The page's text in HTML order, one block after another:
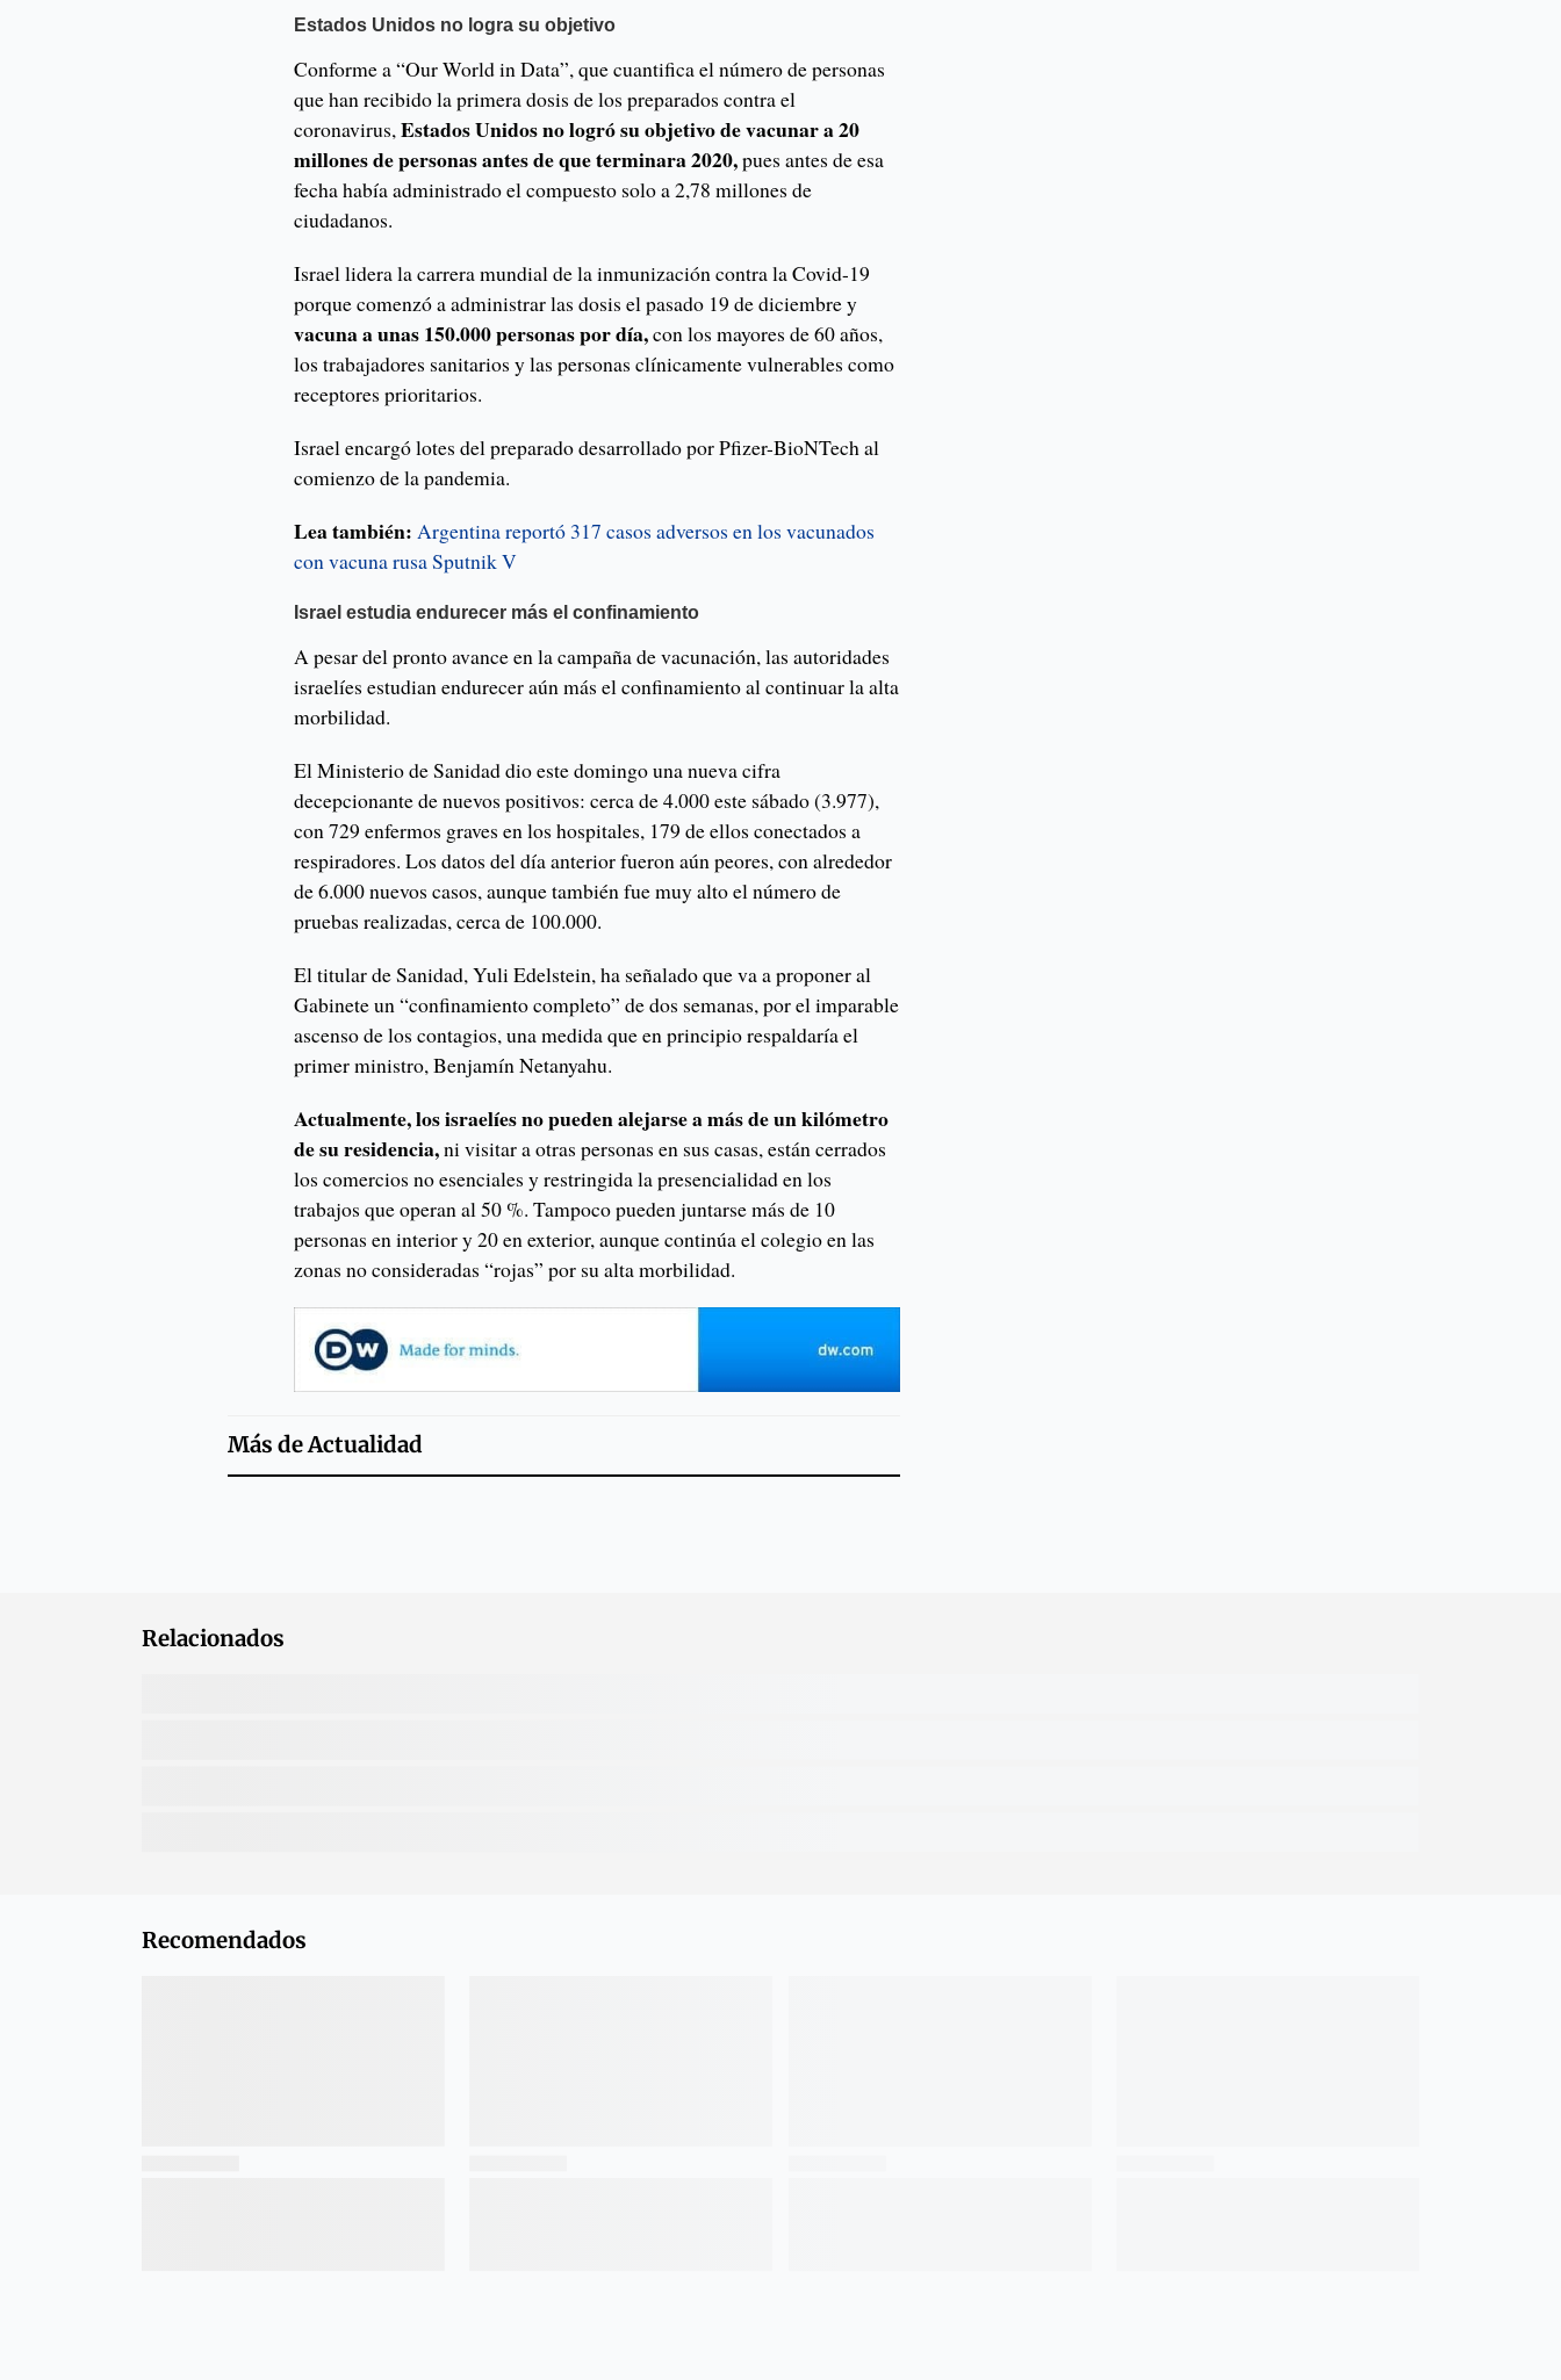
Estados Unidos no logra su objetivo
Conforme a “Our World in Data”, que cuantifica el número de personas
que han recibido la primera dosis de los preparados contra el
coronavirus,Estados Unidos no logró su objetivo de vacunar a 20
millones de personas antes de que terminara 2020,pues antes de esa
fecha había administrado el compuesto solo a 2,78 millones de
ciudadanos.
Israel lidera la carrera mundial de la inmunización contra la Covid-19
porque comenzó a administrar las dosis el pasado 19 de diciembre y
vacuna a unas 150.000 personas por día,con los mayores de 60 años,
los trabajadores sanitarios y las personas clínicamente vulnerables como
receptores prioritarios.
Israel encargó lotes del preparado desarrollado por Pfizer-BioNTech al
comienzo de la pandemia.
Lea también: Argentina reportó 317 casos adversos en los vacunados
con vacuna rusa Sputnik V
Israel estudia endurecer más el confinamiento
A pesar del pronto avance en la campaña de vacunación, las autoridades
israelíes estudian endurecer aún más el confinamiento al continuar la alta
morbilidad.
El Ministerio de Sanidad dio este domingo una nueva cifra
decepcionante de nuevos positivos: cerca de 4.000 este sábado (3.977),
con 729 enfermos graves en los hospitales, 179 de ellos conectados a
respiradores. Los datos del día anterior fueron aún peores, con alrededor
de 6.000 nuevos casos, aunque también fue muy alto el número de
pruebas realizadas, cerca de 100.000.
El titular de Sanidad, Yuli Edelstein, ha señalado que va a proponer al
Gabinete un “confinamiento completo” de dos semanas, por el imparable
ascenso de los contagios, una medida que en principio respaldaría el
primer ministro, Benjamín Netanyahu.
Actualmente, los israelíes no pueden alejarse a más de un kilómetro
de su residencia,ni visitar a otras personas en sus casas, están cerrados
los comercios no esenciales y restringida la presencialidad en los
trabajos que operan al 50 %. Tampoco pueden juntarse más de 10
personas en interior y 20 en exterior, aunque continúa el colegio en las
zonas no consideradas “rojas” por su alta morbilidad.
Más deActualidad
Relacionados
Recomendados